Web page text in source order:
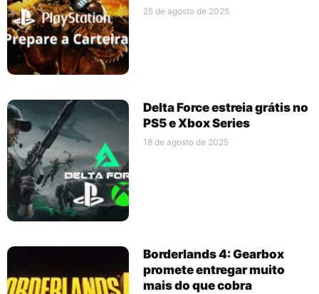
25 de agosto de 2025
Delta Force estreia grátis no
PS5 e Xbox Series
18 de agosto de 2025
Borderlands 4: Gearbox
promete entregar muito
mais do que cobra